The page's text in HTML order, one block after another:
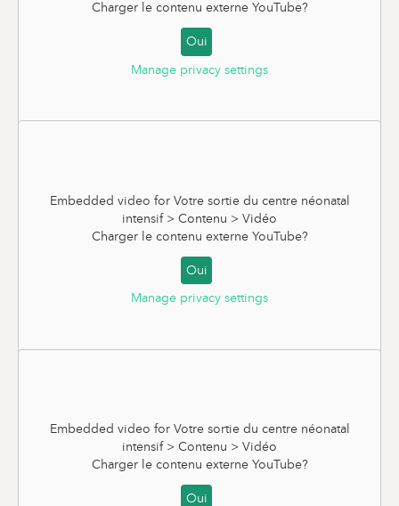
Charger le contenu externe YouTube?
Oui
Manage privacy settings
Embedded video for Votre sortie du centre néonatal
intensif > Contenu > Vidéo
Charger le contenu externe YouTube?
Oui
Manage privacy settings
Embedded video for Votre sortie du centre néonatal
intensif > Contenu > Vidéo
Charger le contenu externe YouTube?
Oui